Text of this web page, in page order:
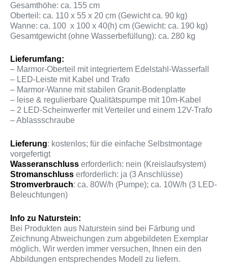
Gesamthöhe: ca. 155 cm
Oberteil: ca. 110 x 55 x 20 cm (Gewicht ca. 90 kg)
Wanne: ca. 100 x 100 x 40(h) cm (Gewicht: ca. 190 kg)
Gesamtgewicht (ohne Wasserbefüllung): ca. 280 kg
Lieferumfang:
– Marmor-Oberteil mit integriertem Edelstahl-Wasserfall
– LED-Leiste mit Kabel und Trafo
– Marmor-Wanne mit stabilen Granit-Bodenplatte
– leise & regulierbare Qualitätspumpe mit 10m-Kabel
– 2 LED-Scheinwerfer mit Verteiler und einem 12V-Trafo
– Ablassschraube
Lieferung: kostenlos; für die einfache Selbstmontage
vorgefertigt
Wasseranschluss erforderlich: nein (Kreislaufsystem)
Stromanschluss erforderlich: ja (3 Anschlüsse)
Stromverbrauch: ca. 80W/h (Pumpe); ca. 10W/h (3 LED-
Beleuchtungen)
Info zu Naturstein:
Bei Produkten aus Naturstein sind bei Färbung und
Zeichnung Abweichungen zum abgebildeten Exemplar
möglich. Wir werden immer versuchen, Ihnen ein den
Abbildungen entsprechendes Modell zu liefern.